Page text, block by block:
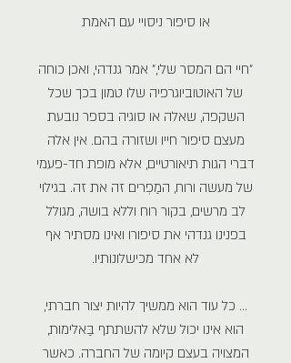
או סיפור ניסויי עם האמת
"חיי הם המסר שלי," אמר גנדהי, ואכן כוחה
של האוטוביוגרפיה שלו טמון בכך שכל
השקפה, שאלה או סוגיה בספר נובעת
מעצם סיפור חייו ושזורה בהם. אין אלה
דברי הגות תיאורטיים, אלא מופת חד-פעמי
של מעשה ורוח, המַפְרים זה את זה. בגילוי
לב מרשים, בקור רוח וללא בושה, מגולל
בפנינו גנדהי את סיפורו ואינו מסתיר אף
לא אחד מכישלונותיו.
... כל עוד הוא ממשיך להיות יצור חברתי,
הוא אינו יכול שלא להשתתף בַּאלימות,
המצויה בעצם קיומה של החברה. כאשר